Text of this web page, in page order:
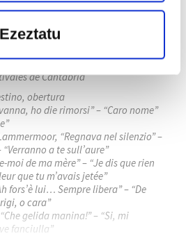
Ezeztatu
DE
de Cantabria
obertura
ho die rimorsi” – “Caro nome”
“Regnava nel silenzio” –
a te sull’aure”
moi de ma mère” – “Je dis que rien
que tu m’avais jetée”
fors’è lui… Sempre libera” – “De
o cara”
gelida manina!” – “Si, mi
fanciulla”